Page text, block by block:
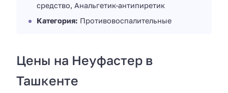
средство, Анальгетик-антипиретик
Категория: Противовоспалительные
Цены на Неуфастер в
Ташкенте